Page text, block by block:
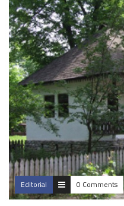
Editorial 0 Comments